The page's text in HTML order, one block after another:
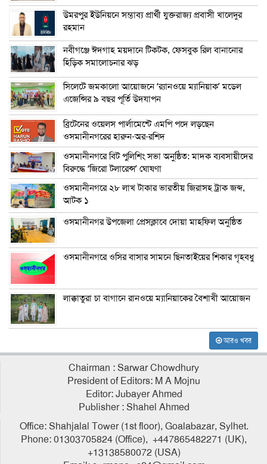
উমরপুর ইউনিয়নে সম্ভাব্য প্রার্থী যুক্তরাজ্য প্রবাসী খালেদুর
রহমান
নবীগঞ্জে ঈদগাহ ময়দানে টিকটক, ফেসবুক রিল বানানোর
হিড়িক সমালোচনার ঝড়
সিলেটে জমকালো আয়োজনে ‘র‍্যানওয়ে ম্যানিয়াক’ মডেল
এজেন্সির ৯ বছর পূর্তি উদযাপন
ব্রিটেনের ওয়েলস পার্লামেন্টে এমপি পদে লড়ছেন
ওসমানীনগরের হারুন-অর-রশিদ
ওসমানীনগরে বিট পুলিশিং সভা অনুষ্ঠিত: মাদক ব্যবসায়ীদের
বিরুদ্ধে ‘জিরো টলারেন্স’ ঘোষণা
ওসমানীনগরে ২৮ লাখ টাকার ভারতীয় জিরাসহ ট্রাক জব্দ,
আটক ১
ওসমানীনগর উপজেলা প্রেসক্লাবে দোয়া মাহফিল অনুষ্ঠিত
ওসমানীনগরে ওসির বাসার সামনে ছিনতাইয়ের শিকার গৃহবধু
লাক্কাতুরা চা বাগানে রানওয়ে ম্যানিয়াকের বৈশাখী আয়োজন
আরও খবর
Chairman : Sarwar Chowdhury
President of Editors: M A Mojnu
Editor: Jubayer Ahmed
Publisher : Shahel Ahmed
Office: Shahjalal Tower (1st floor), Goalabazar, Sylhet.
Phone: 01303705824 (Office), +447865482271 (UK),
+13138580072 (USA)